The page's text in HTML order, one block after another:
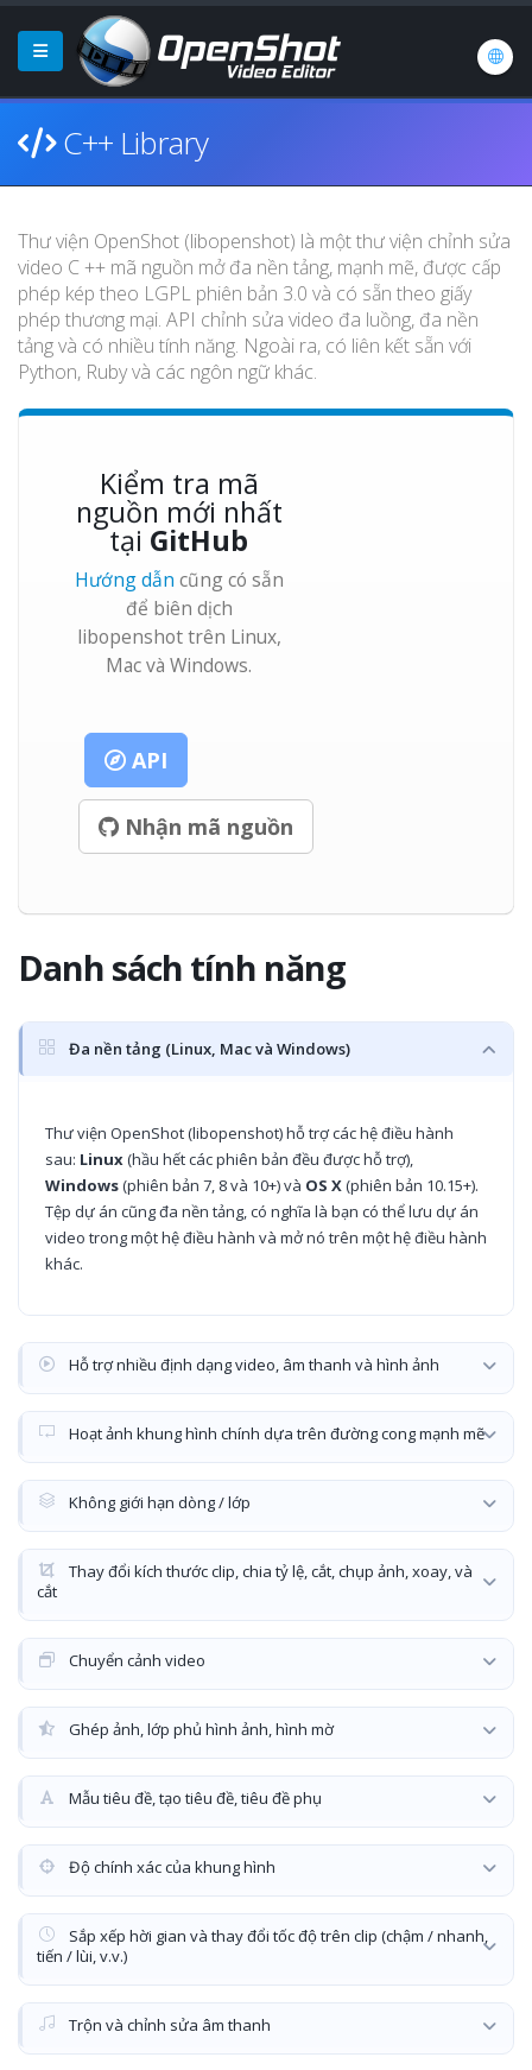
C++ Library
Thư viện OpenShot (libopenshot) là một thư viện chỉnh sửa
video C ++ mã nguồn mở đa nền tảng, mạnh mẽ, được cấp
phép kép theo LGPL phiên bản 3.0 và có sẵn theo giấy
phép thương mại. API chỉnh sửa video đa luồng, đa nền
tảng và có nhiều tính năng. Ngoài ra, có liên kết sẵn với
Python, Ruby và các ngôn ngữ khác.
Kiểm tra mã
nguồn mới nhất
tại GitHub
Hướng dẫn cũng có sẵn
để biên dịch
libopenshot trên Linux,
Mac và Windows.
API
Nhận mã nguồn
Danh sách tính năng
Đa nền tảng (Linux, Mac và Windows)
Thư viện OpenShot (libopenshot) hỗ trợ các hệ điều hành
sau: Linux(hầu hết các phiên bản đều được hỗ trợ),
Windows(phiên bản 7, 8 và 10+) và OS X(phiên bản 10.15+).
Tệp dự án cũng đa nền tảng, có nghĩa là bạn có thể lưu dự án
video trong một hệ điều hành và mở nó trên một hệ điều hành
khác.
Hỗ trợ nhiều định dạng video, âm thanh và hình ảnh
Hoạt ảnh khung hình chính dựa trên đường cong mạnh mẽ
Không giới hạn dòng / lớp
Thay đổi kích thước clip, chia tỷ lệ, cắt, chụp ảnh, xoay, và
cắt
Chuyển cảnh video
Ghép ảnh, lớp phủ hình ảnh, hình mờ
Mẫu tiêu đề, tạo tiêu đề, tiêu đề phụ
Độ chính xác của khung hình
Sắp xếp hời gian và thay đổi tốc độ trên clip (chậm / nhanh,
tiến / lùi, v.v.)
Trộn và chỉnh sửa âm thanh